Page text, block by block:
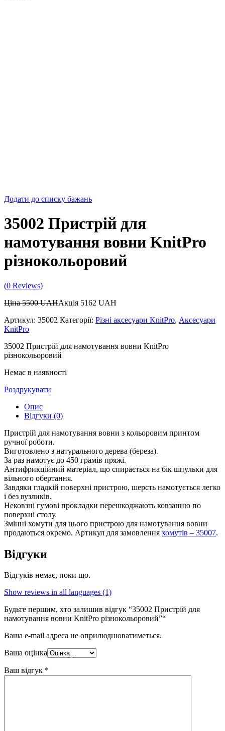
Додати до списку бажань
35002 Пристрій для
намотування вовни KnitPro
різнокольоровий
(0 Reviews)
Ціна5500UAHАкція 5162 UAH
Артикул: 35002 Категорії: Різні аксесуари KnitPro, Аксесуари
KnitPro
35002 Пристрій для намотування вовни KnitPro
різнокольоровий
Немає в наявності
Роздрукувати
Опис
Відгуки (0)
Пристрій для намотування вовни з кольоровим принтом
ручної роботи.
Виготовлено з натурального дерева (береза).
За раз намотує до 450 грамів пряжі.
Антифрикційний матеріал, що спирається на бік шпульки для
вільного обертання.
Завдяки гладкій поверхні пристрою, шерсть намотується легко
і без вузликів.
Нековзні гумові прокладки перешкоджають ковзанню по
поверхні столу.
Змінні хомути для цього пристрою для намотування вовни
продаються окремо. Артикул для замовлення хомутів – 35007.
Відгуки
Відгуків немає, поки що.
Show reviews in all languages (1)
Будьте першим, хто залишив відгук “35002 Пристрій для
намотування вовни KnitPro різнокольоровий”“
Ваша e-mail адреса не оприлюднюватиметься.
Ваша оцінка
Ваш відгук *